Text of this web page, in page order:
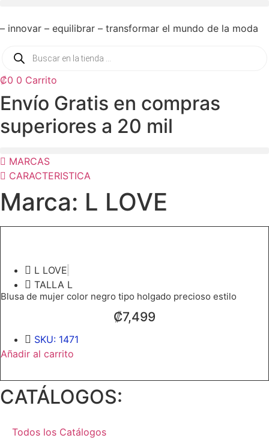
– innovar – equilibrar – transformar el mundo de la moda
Búsqueda
₡0 0 Carrito
Envío Gratis en compras
superiores a 20 mil
MARCAS
CARACTERISTICA
Marca: L LOVE
L LOVE
TALLA L
Blusa de mujer color negro tipo holgado precioso estilo
₡7,499
SKU: 1471
Blusa
de
color
negro
tipo
holgado
estilo
cantidad
Añadir al carrito
CATÁLOGOS:
Todos los Catálogos